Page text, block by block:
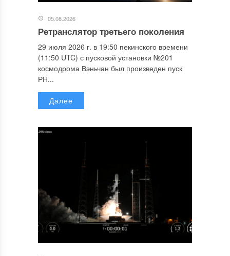
05.08.2026
Ретранслятор третьего поколения
29 июля 2026 г. в 19:50 пекинского времени
(11:50 UTC) с пусковой установки №201
космодрома Вэньчан был произведен пуск
РН...
Далее